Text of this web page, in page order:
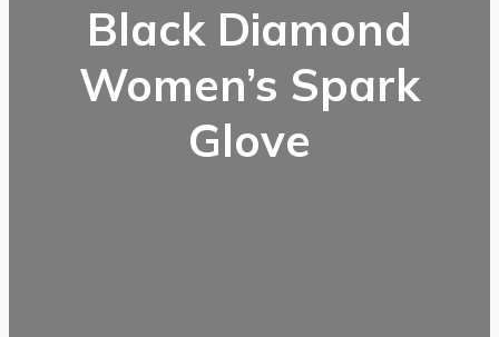
Black Diamond
Women’s Spark
Glove